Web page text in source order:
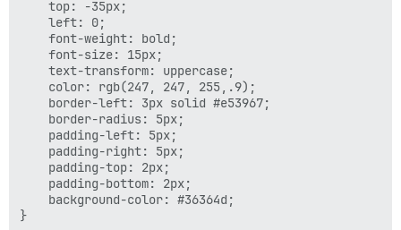
    top: -35px;
    left: 0;
    font-weight: bold;
    font-size: 15px;
    text-transform: uppercase;
    color: rgb(247, 247, 255,.9);
    border-left: 3px solid #e53967;
    border-radius: 5px;
    padding-left: 5px;
    padding-right: 5px;
    padding-top: 2px;
    padding-bottom: 2px;
    background-color: #36364d;
}